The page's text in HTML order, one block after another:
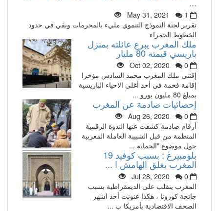
May 31, 2021
1
تقرير لجنة النموذج التنموي مليء بالمحرمات وبقي في حدود
الخطوط الحمراء
ملك المغرب يبرع عائلته بمنزل
باريسي قيمته 80 مليار
Oct 02, 2020
0
إقتنى ملك المغرب محمد السادس مؤخرا
إقامة فخمة في أحد أغلى الاحياء الباريسية
بمبلغ 80 مليون يورو ...
إحصائيات صادمة عن المغرب
Aug 26, 2020
0
أرقام صادمة كشفت عنها الندوة الرقمية
المنظمة من قبل الشبيبة العاملة المغربية
حول موضوع "الحماية ...
بلومبيرغ : بسبب كوفيد 19
المغرب يغلق الهامش ا ...
Jul 28, 2020
0
المغرب ينقلب على الديمقراطية بسبب
جائحة كورونا ، هكذا عنونت أحد اشهر
الصحف الاقتصادية بأمريكا ب ...